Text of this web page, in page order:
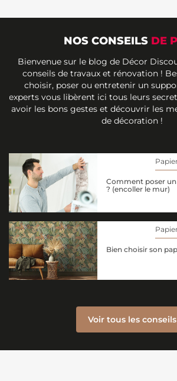
NOS CONSEILS DE
Bienvenue sur le blog de Décor
conseils de travaux et rénovation !
choisir, poser ou entretenir un
experts vous libèrent ici tous leurs
avoir les bons gestes et découvrir les
de décoration !
Comment poser
? (encoller le mur)
Bien choisir son
Voir tous les conseils